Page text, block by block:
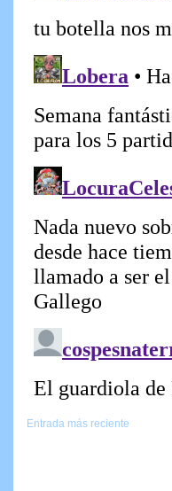
Entrada más reciente